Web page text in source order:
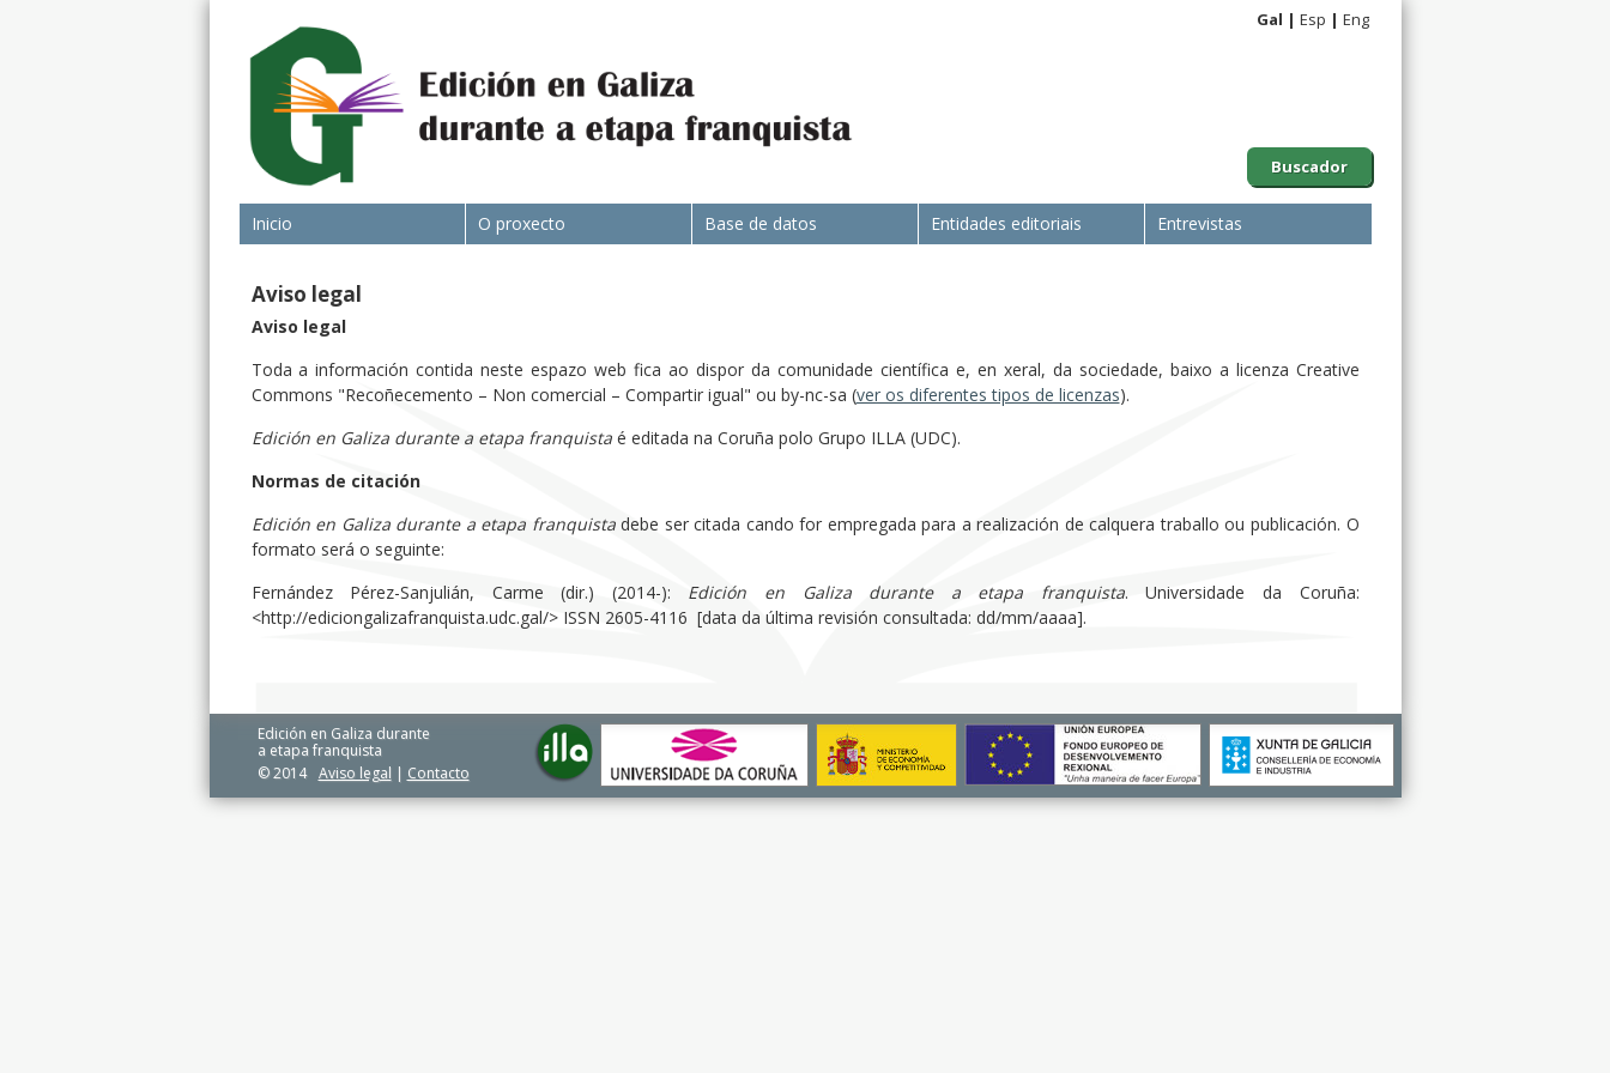
Buscador
Gal Esp Eng
Inicio O proxecto Base de datos Entidades editoriais Entrevistas
Aviso legal
Aviso legal
Toda a información contida neste espazo web fica ao dispor da comunidade científica e, en xeral, da sociedade, baixo a licenza Creative
Commons "Recoñecemento – Non comercial – Compartir igual" ou by-nc-sa (ver os diferentes tipos de licenzas).
Edición en Galiza durante a etapa franquistaé editada na Coruña polo Grupo ILLA (UDC).
Normas de citación
Edición en Galiza durante a etapa franquistadebe ser citada cando for empregada para a realización de calquera traballo ou publicación. O
formato será o seguinte:
Fernández Pérez-Sanjulián, Carme (dir.) (2014-): Edición en Galiza durante a etapa franquista. Universidade da Coruña:
<http://ediciongalizafranquista.udc.gal/> ISSN 2605-4116 [data da última revisión consultada: dd/mm/aaaa].
Edición en Galiza durante
a etapa franquista
© 2014
Aviso legal | Contacto